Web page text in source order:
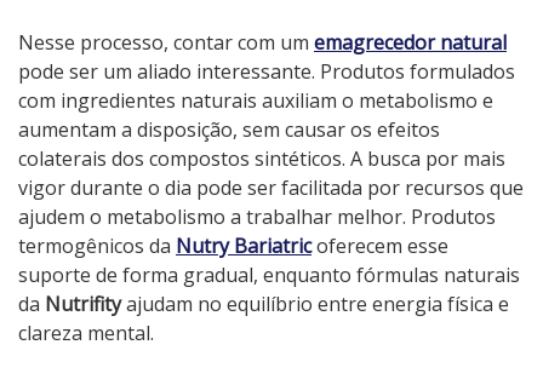
Nesse processo, contar com um emagrecedor natural
pode ser um aliado interessante. Produtos formulados
com ingredientes naturais auxiliam o metabolismo e
aumentam a disposição, sem causar os efeitos
colaterais dos compostos sintéticos. A busca por mais
vigor durante o dia pode ser facilitada por recursos que
ajudem o metabolismo a trabalhar melhor. Produtos
termogênicos da Nutry Bariatricoferecem esse
suporte de forma gradual, enquanto fórmulas naturais
da Nutrifityajudam no equilíbrio entre energia física e
clareza mental.